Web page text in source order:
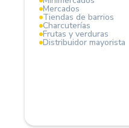
Mercados
Tiendas de barrios
Charcuterías
Frutas y verduras
Distribuidor mayorista